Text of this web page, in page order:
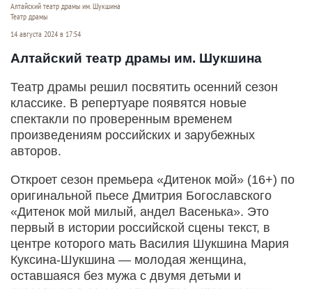
Алтайский театр драмы им. Шукшина
Театр драмы
14 августа 2024 в 17:54
Алтайский театр драмы им. Шукшина
Театр драмы решил посвятить осенний сезон
классике. В репертуаре появятся новые
спектакли по проверенным временем
произведениям российских и зарубежных
авторов.
Откроет сезон премьера «Дитенок мой» (16+) по
оригинальной пьесе Дмитрия Богославского
«Дитенок мой милый, андел Васенька». Это
первый в истории российской сцены текст, в
центре которого мать Василия Шукшина Мария
Куксина-Шукшина — молодая женщина,
оставшаяся без мужа с двумя детьми и